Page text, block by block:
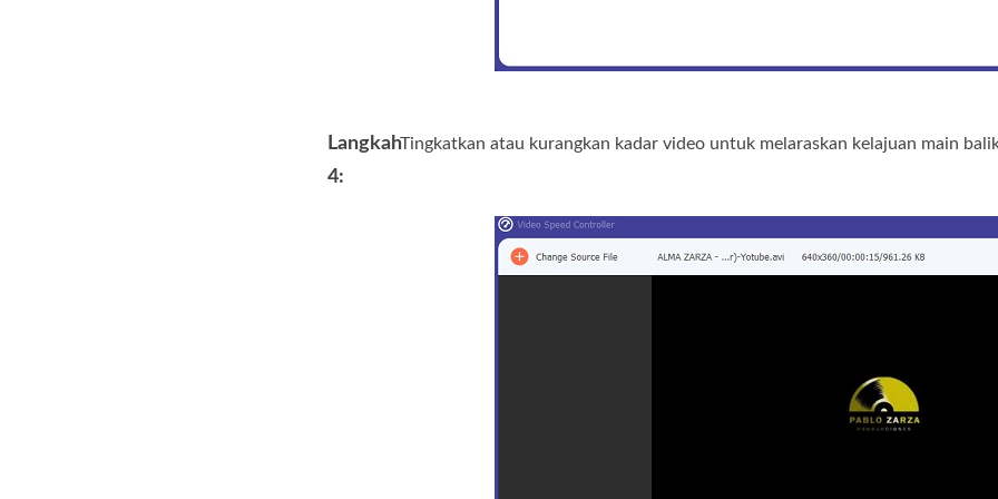
Langkah
4:
Tingkatkan atau kurangkan kadar video untuk melaraskan kelajuan main